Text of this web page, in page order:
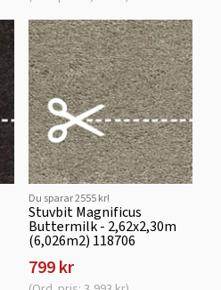
Du sparar 2555 kr!
Stuvbit Magnificus
Buttermilk - 2,62x2,30m
(6,026m2) 118706
799 kr